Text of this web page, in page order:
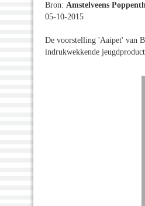
Bron: Amstelveens
05-10-2015
De voorstelling 'Aaipet' van
indrukwekkende